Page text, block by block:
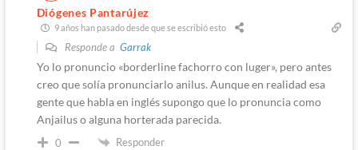
Diógenes Pantarújez
9 años han pasado desde que se escribió esto
Responde a Garrak
Yo lo pronuncio «borderline fachorro con luger», pero antes
creo que solía pronunciarlo anilus. Aunque en realidad esa
gente que habla en inglés supongo que lo pronuncia como
Anjailus o alguna horterada parecida.
0 Responder